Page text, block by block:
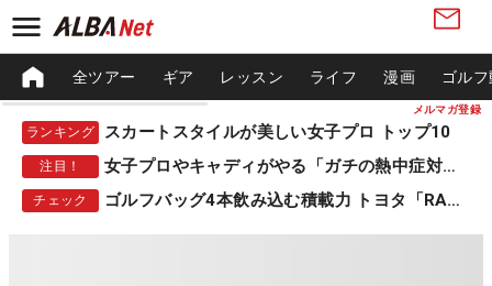
メルマガ登録
全ツアー ギア レッスン ライフ 漫画 ゴル
ランキング スカートスタイルが美しい女子プロ トップ10
注目！ 女子プロやキャディがやる「ガチの熱中症対策」
チェック ゴルフバッグ4本飲み込む積載力 トヨタ「RAV4」